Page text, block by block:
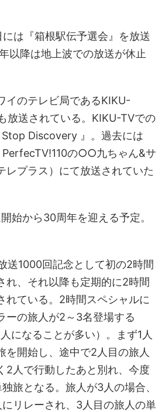
は『箱根駅伝予選会』を放送
以降は地上波での放送が休止
イのテレビ局であるKIKU-
放送されている。KIKU-TVでの
Discovery 』。過去には
の○○九ちゃん&サ
レプラス）にて放送されていた
始から30周年を迎える予定。
送1000回記念として初の2時間
れ、それ以降も定期的に2時間
れている。2時間スペシャルに
ーの旅人が2～3名登場する
になることが多い）。まず1人
を開始し、途中で2人目の旅人
2人で行動したあと別れ、今度
旅となる。旅人が3人の場合、
リレーされ、3人目の旅人の単